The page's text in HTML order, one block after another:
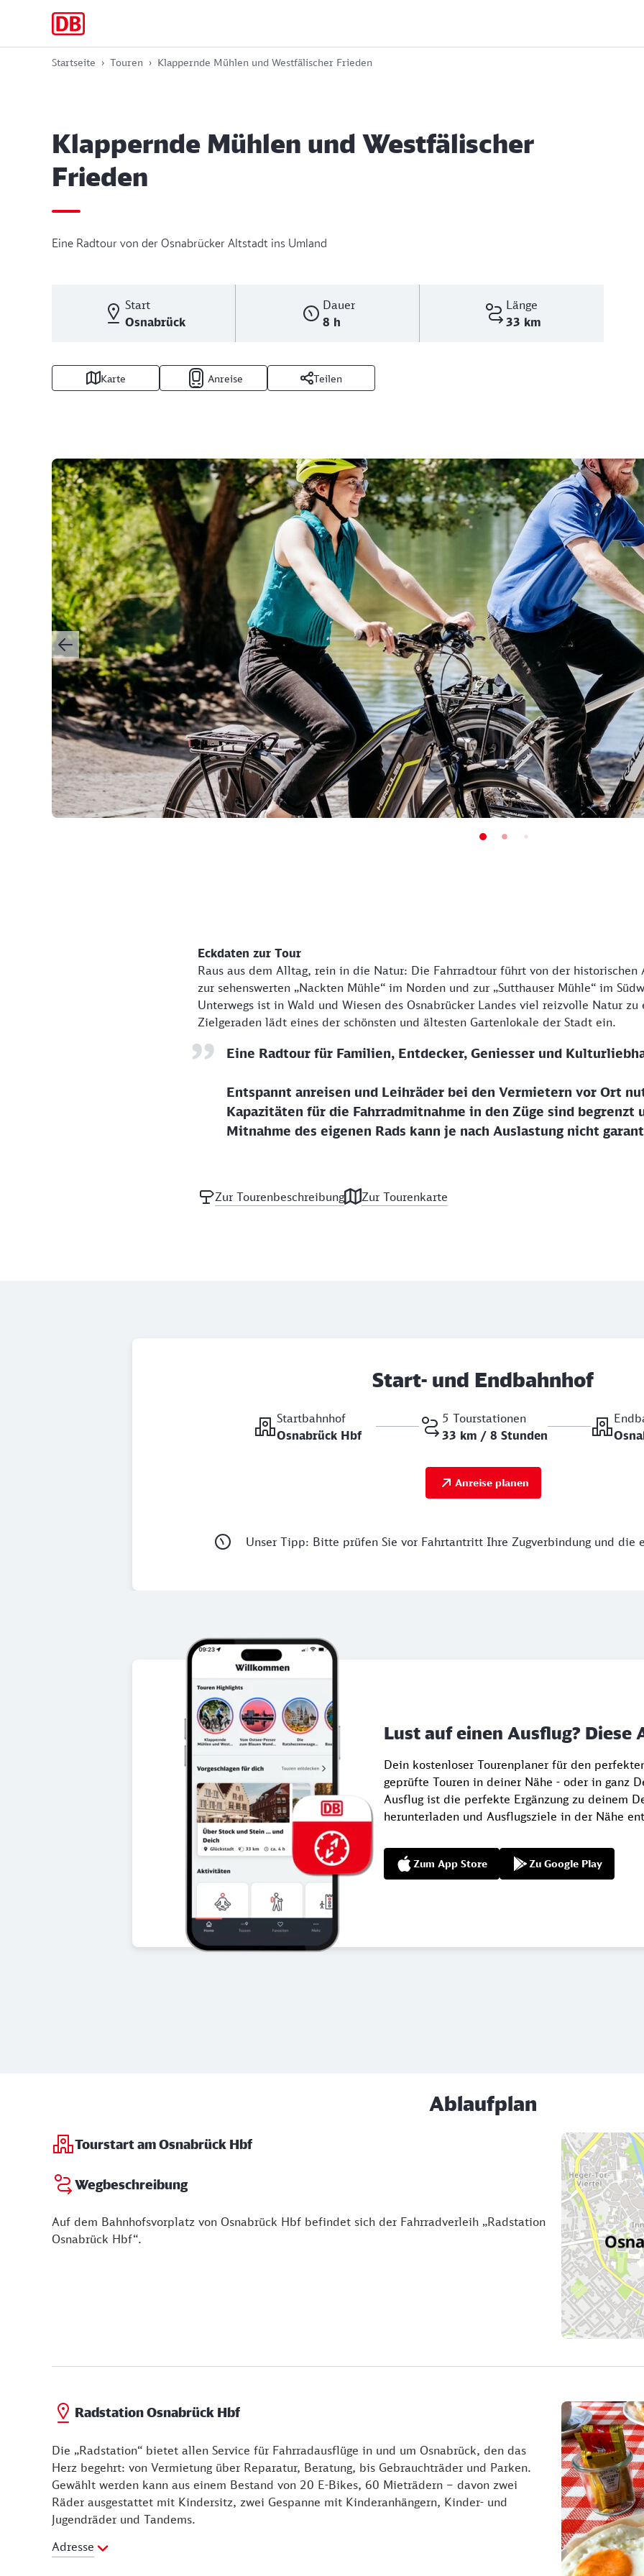
Startseite Touren Klappernde Mühlen und Westfälischer Frieden
Klappernde Mühlen und Westfälischer
Frieden
Eine Radtour von der Osnabrücker Altstadt ins Umland
Start
Osnabrück
Dauer
8 h
Länge
33 km
Karte Anreise Teilen
Eckdaten zur Tour
Raus aus dem Alltag, rein in die Natur: Die Fahrradtour führt von der historischen
zur sehenswerten „Nackten Mühle“ im Norden und zur „Sutthauser Mühle“ im
Unterwegs ist in Wald und Wiesen des Osnabrücker Landes viel reizvolle Natur
Zielgeraden lädt eines der schönsten und ältesten Gartenlokale der Stadt ein.
Eine Radtour für Familien, Entdecker, Geniesser und
Entspannt anreisen und Leihräder bei den Vermietern vor Ort
Kapazitäten für die Fahrradmitnahme in den Züge sind begrenzt
Mitnahme des eigenen Rads kann je nach Auslastung nicht
Zur Tourenbeschreibung Zur Tourenkarte
Start- und Endbahnhof
Startbahnhof
Osnabrück Hbf
5 Tourstationen
33 km / 8 Stunden
Anreise planen
Unser Tipp: Bitte prüfen Sie vor Fahrtantritt Ihre Zugverbindung und die
Lust auf einen Ausflug? Diese
Dein kostenloser Tourenplaner für den
geprüfte Touren in deiner Nähe - oder in ganz
Ausflug ist die perfekte Ergänzung zu deinem
herunterladen und Ausflugsziele in der Nähe
Zum App Store Zu Google Play
Ablaufplan
Tourstart am Osnabrück Hbf
Wegbeschreibung
Auf dem Bahnhofsvorplatz von Osnabrück Hbf befindet sich der Fahrradverleih „Radstation
Osnabrück Hbf“.
Radstation Osnabrück Hbf
Die „Radstation“ bietet allen Service für Fahrradausflüge in und um Osnabrück, den das
Herz begehrt: von Vermietung über Reparatur, Beratung, bis Gebrauchträder und Parken.
Gewählt werden kann aus einem Bestand von 20 E-Bikes, 60 Mieträdern – davon zwei
Räder ausgestattet mit Kindersitz, zwei Gespanne mit Kinderanhängern, Kinder- und
Jugendräder und Tandems.
Adresse